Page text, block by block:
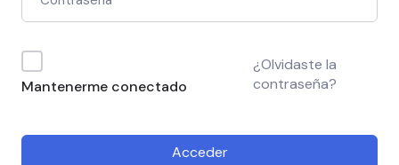
Mantenerme conectado
¿Olvidaste la
contraseña?
Acceder